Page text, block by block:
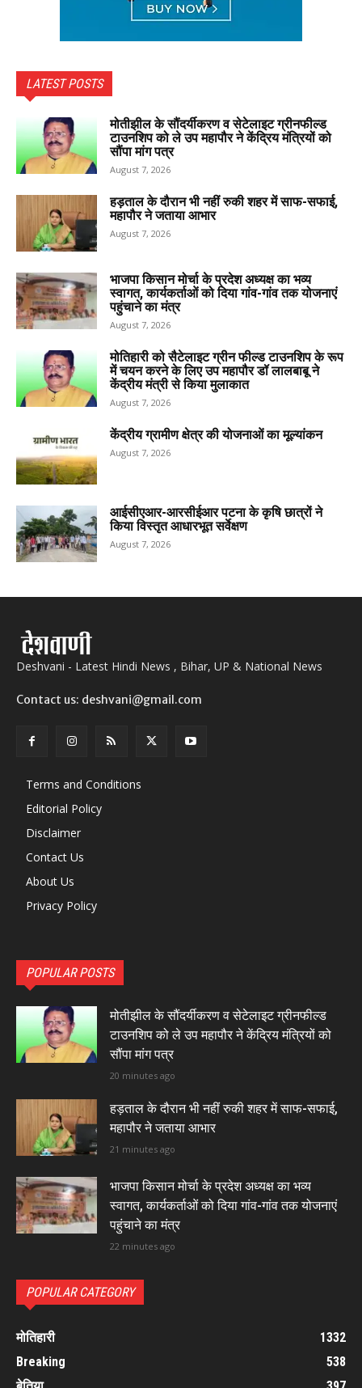
LATEST POSTS
मोतीझील के सौंदर्यीकरण व सेटेलाइट ग्रीनफील्ड
टाउनशिप को ले उप महापौर ने केंद्रिय मंत्रियों को
सौंपा मांग पत्र
August 7, 2026
हड़ताल के दौरान भी नहीं रुकी शहर में साफ-सफाई,
महापौर ने जताया आभार
August 7, 2026
भाजपा किसान मोर्चा के प्रदेश अध्यक्ष का भव्य
स्वागत, कार्यकर्ताओं को दिया गांव-गांव तक योजनाएं
पहुंचाने का मंत्र
August 7, 2026
मोतिहारी को सैटेलाइट ग्रीन फील्ड टाउनशिप के रूप
में चयन करने के लिए उप महापौर डॉ लालबाबू ने
केंद्रीय मंत्री से किया मुलाकात
August 7, 2026
केंद्रीय ग्रामीण क्षेत्र की योजनाओं का मूल्यांकन
August 7, 2026
आईसीएआर-आरसीईआर पटना के कृषि छात्रों ने
किया विस्तृत आधारभूत सर्वेक्षण
August 7, 2026
Deshvani - Latest Hindi News , Bihar, UP & National News
Contact us: deshvani@gmail.com
Terms and Conditions
Editorial Policy
Disclaimer
Contact Us
About Us
Privacy Policy
POPULAR POSTS
मोतीझील के सौंदर्यीकरण व सेटेलाइट ग्रीनफील्ड
टाउनशिप को ले उप महापौर ने केंद्रिय मंत्रियों को
सौंपा मांग पत्र
20 minutes ago
हड़ताल के दौरान भी नहीं रुकी शहर में साफ-सफाई,
महापौर ने जताया आभार
21 minutes ago
भाजपा किसान मोर्चा के प्रदेश अध्यक्ष का भव्य
स्वागत, कार्यकर्ताओं को दिया गांव-गांव तक योजनाएं
पहुंचाने का मंत्र
22 minutes ago
POPULAR CATEGORY
मोतिहारी
1332
Breaking
538